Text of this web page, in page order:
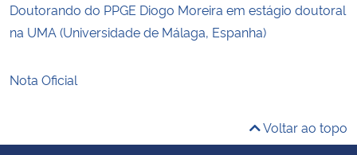
Doutorando do PPGE Diogo Moreira em estágio doutoral
na UMA (Universidade de Málaga, Espanha)
Nota Oficial
Voltar ao topo